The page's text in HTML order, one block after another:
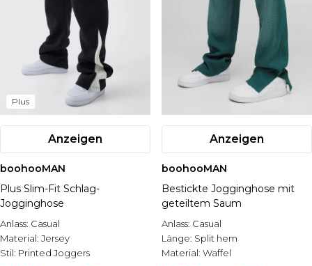
Plus
Anzeigen
boohooMAN
Plus Slim-Fit Schlag-
Jogginghose
Anlass: Casual
Material: Jersey
Stil: Printed Joggers
Anzeigen
boohooMAN
Bestickte Jogginghose mit
geteiltem Saum
Anlass: Casual
Länge: Split hem
Material: Waffel